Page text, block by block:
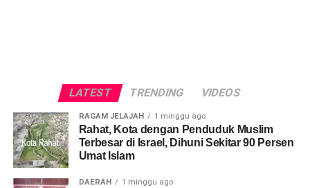
LATEST TRENDING VIDEOS
RAGAM JELAJAH 1 minggu ago
Rahat, Kota dengan Penduduk Muslim
Terbesar di Israel, Dihuni Sekitar 90 Persen
Umat Islam
DAERAH 1 minggu ago